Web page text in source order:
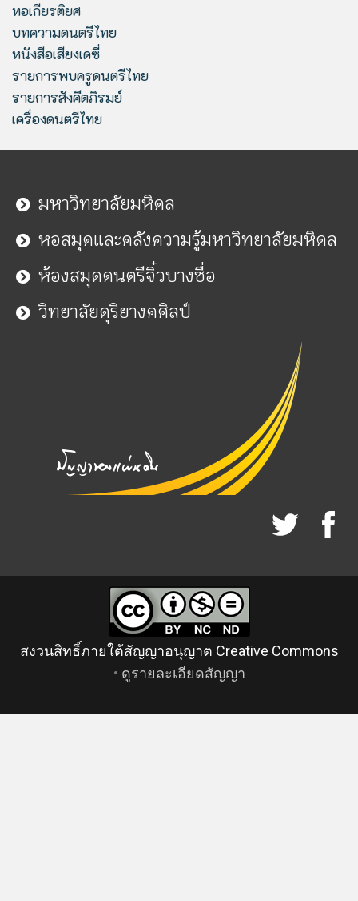
หอเกียรติยศ
บทความดนตรีไทย
หนังสือเสียงเดซี่
รายการพบครูดนตรีไทย
รายการสังคีตภิรมย์
เครื่องดนตรีไทย
มหาวิทยาลัยมหิดล
หอสมุดและคลังความรู้มหาวิทยาลัยมหิดล
ห้องสมุดดนตรีจิ๋วบางซื่อ
วิทยาลัยดุริยางคศิลป์
สงวนสิทธิ์ภายใต้สัญญาอนุญาต Creative Commons
• ดูรายละเอียดสัญญา